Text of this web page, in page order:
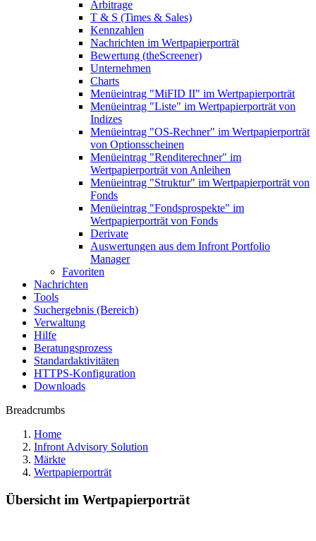
Arbitrage
T & S (Times & Sales)
Kennzahlen
Nachrichten im Wertpapierporträt
Bewertung (theScreener)
Unternehmen
Charts
Menüeintrag "MiFID II" im Wertpapierporträt
Menüeintrag "Liste" im Wertpapierporträt von
Indizes
Menüeintrag "OS-Rechner" im Wertpapierporträt
von Optionsscheinen
Menüeintrag "Renditerechner" im
Wertpapierporträt von Anleihen
Menüeintrag "Struktur" im Wertpapierporträt von
Fonds
Menüeintrag "Fondsprospekte" im
Wertpapierporträt von Fonds
Derivate
Auswertungen aus dem Infront Portfolio
Manager
Favoriten
Nachrichten
Tools
Suchergebnis (Bereich)
Verwaltung
Hilfe
Beratungsprozess
Standardaktivitäten
HTTPS-Konfiguration
Downloads
Breadcrumbs
Home
Infront Advisory Solution
Märkte
Wertpapierporträt
Übersicht im Wertpapierporträt